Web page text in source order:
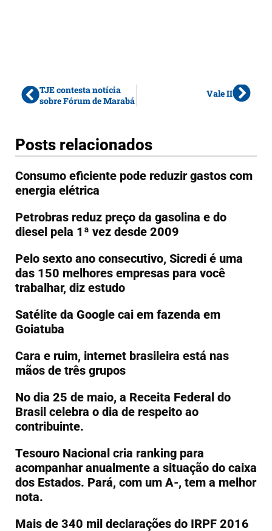
TJE contesta notícia
sobre Fórum de Marabá
Vale II
Posts relacionados
Consumo eficiente pode reduzir gastos com
energia elétrica
Petrobras reduz preço da gasolina e do
diesel pela 1ª vez desde 2009
Pelo sexto ano consecutivo, Sicredi é uma
das 150 melhores empresas para você
trabalhar, diz estudo
Satélite da Google cai em fazenda em
Goiatuba
Cara e ruim, internet brasileira está nas
mãos de três grupos
No dia 25 de maio, a Receita Federal do
Brasil celebra o dia de respeito ao
contribuinte.
Tesouro Nacional cria ranking para
acompanhar anualmente a situação do caixa
dos Estados. Pará, com um A-, tem a melhor
nota.
Mais de 340 mil declarações do IRPF 2016